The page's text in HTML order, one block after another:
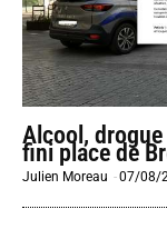
Alcool, drogue
fini place de
Julien Moreau -07/08/